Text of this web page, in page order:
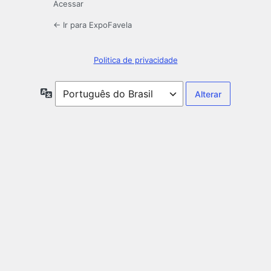
Acessar
← Ir para ExpoFavela
Politica de privacidade
Idioma